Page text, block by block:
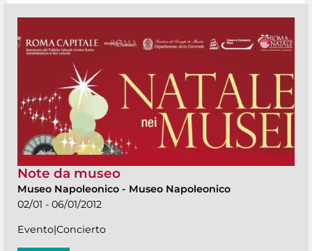
Note da museo
Museo Napoleonico - Museo Napoleonico
02/01 - 06/01/2012
Evento|Concierto